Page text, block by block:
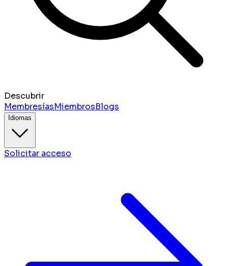
Descubrir
MembresíasMiembrosBlogs
Idiomas
Solicitar acceso